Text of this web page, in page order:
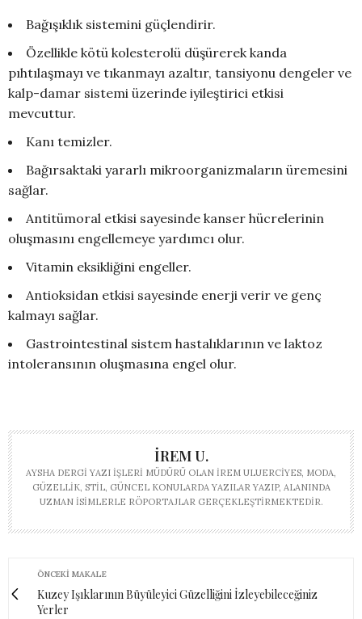
Bağışıklık sistemini güçlendirir.
Özellikle kötü kolesterolü düşürerek kanda
pıhtılaşmayı ve tıkanmayı azaltır, tansiyonu dengeler ve
kalp-damar sistemi üzerinde iyileştirici etkisi
mevcuttur.
Kanı temizler.
Bağırsaktaki yararlı mikroorganizmaların üremesini
sağlar.
Antitümoral etkisi sayesinde kanser hücrelerinin
oluşmasını engellemeye yardımcı olur.
Vitamin eksikliğini engeller.
Antioksidan etkisi sayesinde enerji verir ve genç
kalmayı sağlar.
Gastrointestinal sistem hastalıklarının ve laktoz
intoleransının oluşmasına engel olur.
İREM U.
AYSHA DERGI YAZI İŞLERI MÜDÜRÜ OLAN İREM ULUERCIYES, MODA,
GÜZELLIK, STIL, GÜNCEL KONULARDA YAZILAR YAZIP, ALANINDA
UZMAN ISIMLERLE RÖPORTAJLAR GERÇEKLEŞTIRMEKTEDIR.
ÖNCEKI MAKALE
Kuzey Işıklarının Büyüleyici Güzelliğini İzleyebileceğiniz
Yerler